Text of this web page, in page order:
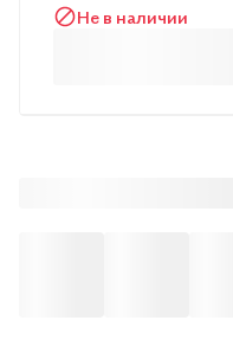
Предназначается для
Не в наличии